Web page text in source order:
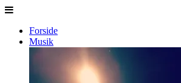
Forside
Musik